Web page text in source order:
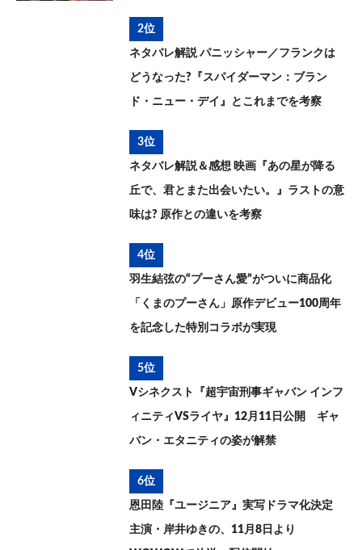
2位
ネタバレ解説 パニッシャー／フランクは
どうなった?『スパイダーマン：ブラン
ド・ニュー・デイ』とこれまでを考察
3位
ネタバレ解説＆感想 映画『あの星が降る
丘で、君とまた出会いたい。』ラストの意
味は? 原作との違いを考察
4位
羽生結弦の“プーさん愛”がついに商品化
「くまのプーさん」原作デビュー100周年
を記念した特別コラボが実現
5位
Vシネクスト『超宇宙刑事ギャバン インフ
ィニティVSライヤ』12月11日公開 ギャ
バン・エタニティの姿が解禁
6位
恩田陸『ユージニア』実写ドラマ化決定
主演・岸井ゆきの、11月8日より